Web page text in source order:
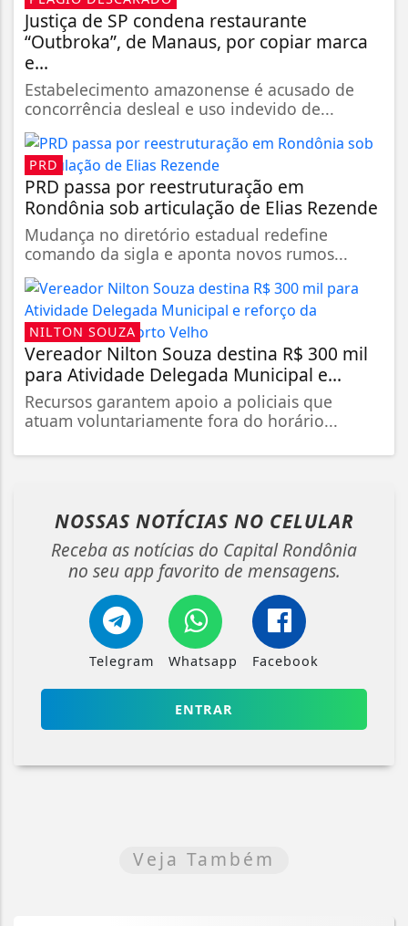
Justiça de SP condena restaurante
“Outbroka”, de Manaus, por copiar marca
e...
Estabelecimento amazonense é acusado de
concorrência desleal e uso indevido de...
PRD
PRD passa por reestruturação em
Rondônia sob articulação de Elias Rezende
Mudança no diretório estadual redefine
comando da sigla e aponta novos rumos...
NILTON SOUZA
Vereador Nilton Souza destina R$ 300 mil
para Atividade Delegada Municipal e...
Recursos garantem apoio a policiais que
atuam voluntariamente fora do horário...
NOSSAS NOTÍCIAS NO CELULAR
Receba as notícias do Capital Rondônia
no seu app favorito de mensagens.
Telegram Whatsapp Facebook
ENTRAR
Veja Também